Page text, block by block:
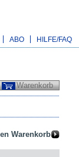
ABO HILFE/FAQ
Warenkorb